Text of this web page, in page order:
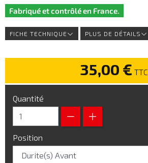
Fabriqué et contrôlé en France.
FICHE TECHNIQUE PLUS DE DÉTAILS
35,00 € TTC
Quantité
Position